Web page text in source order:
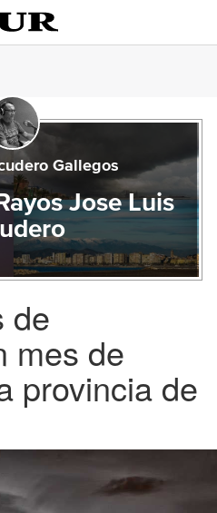
Gallegos
Jose Luis
de
mes de
provincia de